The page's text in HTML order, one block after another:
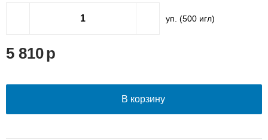
уп. (500игл)
5 810
В корзину